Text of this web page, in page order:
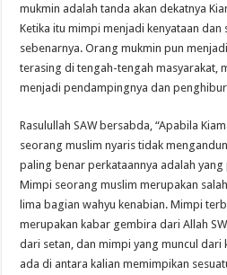
mukmin adalah tanda akan dekatnya
Ketika itu mimpi menjadi kenyataan dan
sebenarnya. Orang mukmin pun
terasing di tengah-tengah masyarakat,
menjadi pendampingnya dan
Rasulullah SAW bersabda, “Apabila
seorang muslim nyaris tidak
paling benar perkataannya adalah
Mimpi seorang muslim merupakan
lima bagian wahyu kenabian. Mimpi
merupakan kabar gembira dari Allah
dari setan, dan mimpi yang muncul dari
ada di antara kalian memimpikan